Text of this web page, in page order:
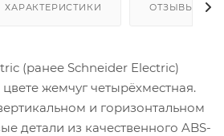
ХАРАКТЕРИСТИКИ ОТЗЫВЫ
(ранее Schneider Electric)
жемчуг четырёхместная.
и горизонтальном
детали из качественного ABS-